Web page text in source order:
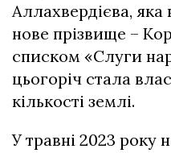
Аллахвердієва, яка
нове прізвище –
списком «Слуги
цьогоріч стала
кількості землі.
У травні 2023 року